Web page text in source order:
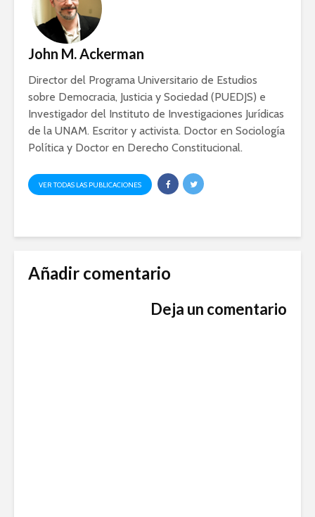
John M. Ackerman
Director del Programa Universitario de Estudios
sobre Democracia, Justicia y Sociedad (PUEDJS) e
Investigador del Instituto de Investigaciones Jurídicas
de la UNAM. Escritor y activista. Doctor en Sociología
Política y Doctor en Derecho Constitucional.
VER TODAS LAS PUBLICACIONES
Añadir comentario
Deja un comentario